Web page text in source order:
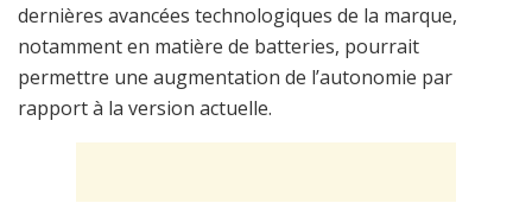
dernières avancées technologiques de la marque,
notamment en matière de batteries, pourrait
permettre une augmentation de l’autonomie par
rapport à la version actuelle.